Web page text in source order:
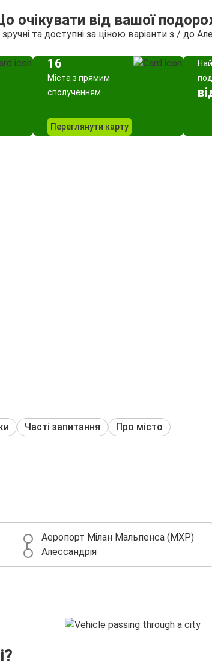
очікувати від вашої
та доступні за ціною варіанти з / до
16
Міста з прямим
сполученням
Переглянути карту
Часті запитання Про місто
Аеропорт Мілан Мальпенса (MXP)
Алессандрія